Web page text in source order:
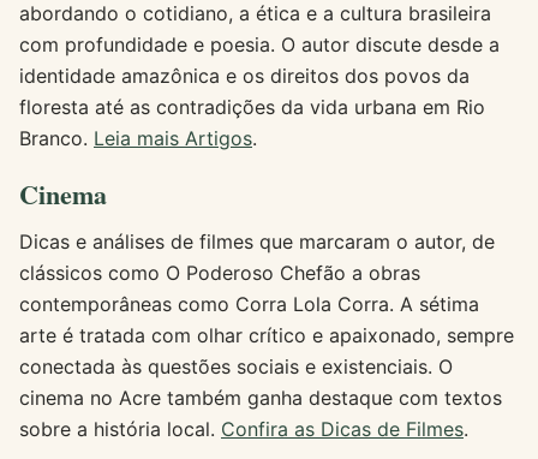
abordando o cotidiano, a ética e a cultura brasileira
com profundidade e poesia. O autor discute desde a
identidade amazônica e os direitos dos povos da
floresta até as contradições da vida urbana em Rio
Branco. Leia mais Artigos.
Cinema
Dicas e análises de filmes que marcaram o autor, de
clássicos como O Poderoso Chefão a obras
contemporâneas como Corra Lola Corra. A sétima
arte é tratada com olhar crítico e apaixonado, sempre
conectada às questões sociais e existenciais. O
cinema no Acre também ganha destaque com textos
sobre a história local. Confira as Dicas de Filmes.